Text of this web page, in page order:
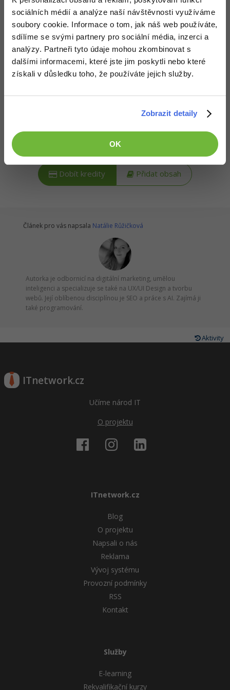
sociálních médií a analýze naší návštěvnosti využíváme
soubory cookie. Informace o tom, jak náš web používáte,
sdílíme se svými partnery pro sociální média, inzerci a
analýzy. Partneři tyto údaje mohou zkombinovat s
dalšími informacemi, které jste jim poskytli nebo které
získali v důsledku toho, že používáte jejich služby.
Zobrazit detaily
OK
Marketing -30%
WordPress
-30%
Kryptoměny
MS Office -80%
Time management
Linux
Sítě
Adobe Illustrator -80%
Adobe Lightroom
Adobe XD -15%
-25%
Blender
Inkscape
Fotografování -80%
Ostatní
Kariéra
Pro firmy
Požadovaný článek má následující obsah:
V tomto tutoriálu tvorby e-shopu s AI vybereme
vhodné fonty a probereme komunikační styl
značky a stanovíme tone of voice.
zasláním symbolické částkyna podporu provozu nebo
přidáním obsahu
Dobít kredity Přidat obsah
Článek pro vás napsala Natálie Růžičková
Autorka je odbornicí na digitální marketing, umělou
inteligenci a specializuje se také na UX/UI Design a tvorbu
webů. Její oblíbenou disciplínou je SEO a práce s AI. Zajímá ji
také programování.
Aktivity
ITnetwork.cz
Učíme národ IT
O projektu
ITnetwork.cz
Blog
O projektu
Napsali o nás
Reklama
Vývoj systému
Provozní podmínky
RSS
Kontakt
Služby
E-learning
Rekvalifikační kurzy